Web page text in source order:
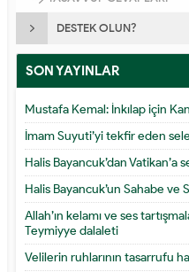
DESTEK OLUN?
SON YAYINLAR
Mustafa Kemal: İnkılap için
İmam Suyuti’yi tekfir eden
Halis Bayancuk’dan Vatikan’a
Halis Bayancuk’un Sahabe ve
Allah’ın kelamı ve ses
Teymiyye dalaleti
Velilerin ruhlarının tasarrufu